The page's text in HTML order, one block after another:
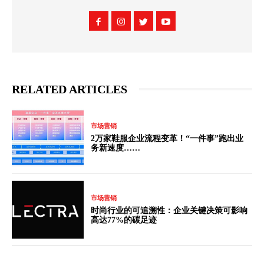
RELATED ARTICLES
市场营销
2万家鞋服企业流程变革！“一件事”跑出业
务新速度……
市场营销
时尚行业的可追溯性：企业关键决策可影响
高达77%的碳足迹